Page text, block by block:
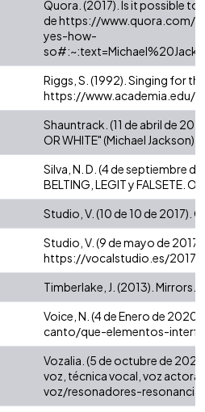
Quora. (2017). Is it possible to
de https://www.quora.com/
yes-how-
Riggs, S. (1992). Singing for
https://www.academia.edu/
Shauntrack. (11 de abril de
OR WHITE" (Michael
Silva, N. D. (4 de septiembre
BELTING, LEGIT y
Studio, V. (10 de 10 de
Studio, V. (9 de mayo de
https://vocalstudio.es/
Timberlake, J. (2013).
Voice, N. (4 de Enero de
canto/que-elementos-
Vozalia. (5 de octubre de
voz, técnica vocal, voz
voz/resonadores-